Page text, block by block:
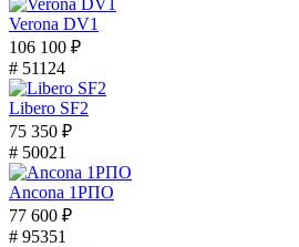
Verona DV1
106 100 ₽
# 51124
Libero SF2
75 350 ₽
# 50021
Ancona 1РПО
77 600 ₽
# 95351